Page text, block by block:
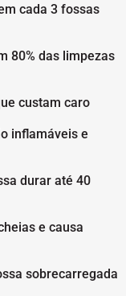
cada 3 fossas
80% das limpezas
custam caro
inflamáveis e
durar até 40
e causa
sobrecarregada